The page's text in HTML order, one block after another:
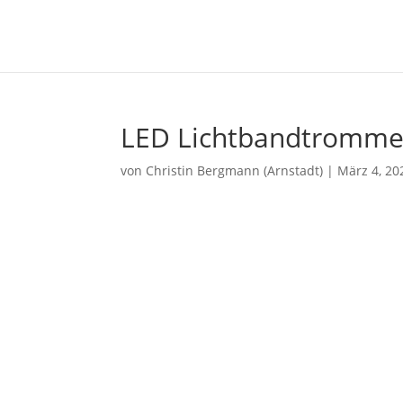
LED
von Christin Bergmann (Arnstadt) | März 4,